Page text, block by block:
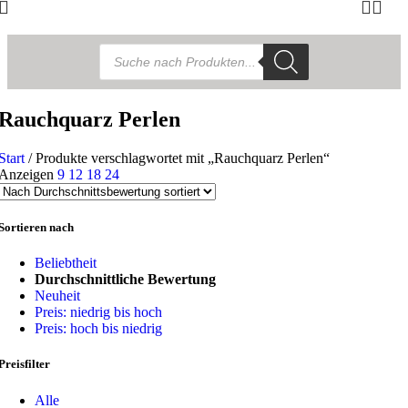
Products
search
Perlen
/ Produkte verschlagwortet mit „Rauchquarz Perlen“
9 12 18 24
nach
Beliebtheit
Durchschnittliche Bewertung
Neuheit
Preis: niedrig bis hoch
Preis: hoch bis niedrig
Alle